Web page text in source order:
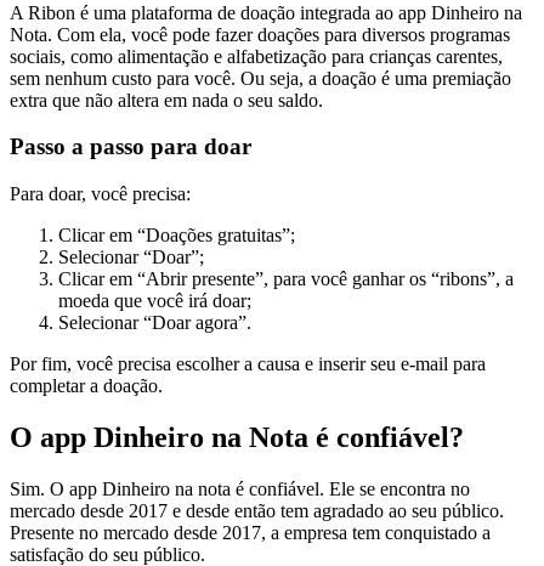
A Ribon é uma plataforma de doação integrada ao app Dinheiro na
Nota. Com ela, você pode fazer doações para diversos programas
sociais, como alimentação e alfabetização para crianças carentes,
sem nenhum custo para você. Ou seja, a doação é uma premiação
extra que não altera em nada o seu saldo.
Passo a passo para doar
Para doar, você precisa:
Clicar em “Doações gratuitas”;
Selecionar “Doar”;
Clicar em “Abrir presente”, para você ganhar os “ribons”, a
moeda que você irá doar;
Selecionar “Doar agora”.
Por fim, você precisa escolher a causa e inserir seu e-mail para
completar a doação.
O app Dinheiro na Nota é confiável?
Sim. O app Dinheiro na nota é confiável. Ele se encontra no
mercado desde 2017 e desde então tem agradado ao seu público.
Presente no mercado desde 2017, a empresa tem conquistado a
satisfação do seu público.